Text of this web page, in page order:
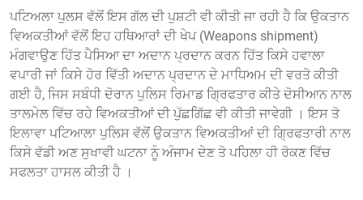
ਪਟਿਅਲਾ ਪੁਲਸ ਵੱਲੋਂ ਇਸ ਗੱਲ ਦੀ ਪੁਸ਼ਟੀ ਵੀ ਕੀਤੀ ਜਾ ਰਹੀ ਹੈ ਕਿ ਉਕਤਾਨ
ਵਿਅਕਤੀਆਂ ਵੱਲੋਂ ਇਹ ਹਥਿਆਰਾਂ ਦੀ ਖੇਪ (Weapons shipment)
ਮੰਗਵਾਉਣ ਹਿੱਤ ਪੈਸਿਆ ਦਾ ਅਦਾਨ ਪ੍ਰਦਾਨ ਕਰਨ ਹਿੱਤ ਕਿਸੇ ਹਵਾਲਾ
ਵਪਾਰੀ ਜਾਂ ਕਿਸੇ ਹੋਰ ਵਿੱਤੀ ਅਦਾਨ ਪ੍ਰਦਾਨ ਦੇ ਮਾਧਿਅਮ ਦੀ ਵਰਤੋ ਕੀਤੀ
ਗਈ ਹੈ, ਜਿਸ ਸਬੰਧੀ ਦੋਰਾਨ ਪੁਲਿਸ ਰਿਮਾਡ ਗ੍ਰਿਫਤਾਰ ਕੀਤੇ ਦੋਸੀਆਨ ਨਾਲ
ਤਾਲਮੇਲ ਵਿੱਚ ਰਹੇ ਵਿਅਕਤੀਆਂ ਦੀ ਪੁੱਛਗਿੱਛ ਵੀ ਕੀਤੀ ਜਾਵੇਗੀ । ਇਸ ਤੋ
ਇਲਾਵਾ ਪਟਿਆਲਾ ਪੁਲਿਸ ਵੱਲੋਂ ਉਕਤਾਨ ਵਿਅਕਤੀਆਂ ਦੀ ਗ੍ਰਿਫਤਾਰੀ ਨਾਲ
ਕਿਸੇ ਵੱਡੀ ਅਣ ਸੁਖਾਵੀ ਘਟਨਾ ਨੂੰ ਅੰਜਾਮ ਦੇਣ ਤੋ ਪਹਿਲਾ ਹੀ ਰੋਕਣ ਵਿੱਚ
ਸਫਲਤਾ ਹਾਸਲ ਕੀਤੀ ਹੈ ।